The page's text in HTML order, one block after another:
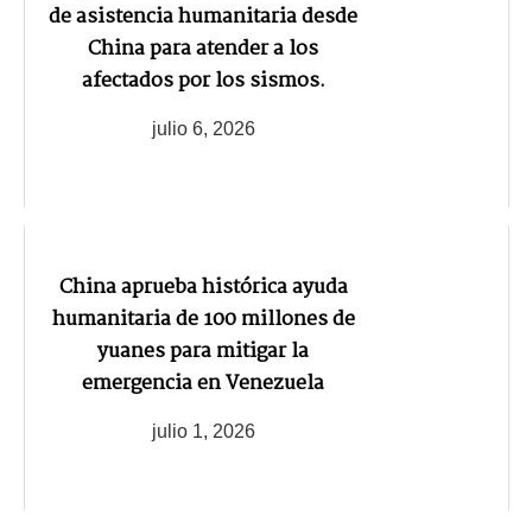
de asistencia humanitaria desde
China para atender a los
afectados por los sismos.
julio 6, 2026
China aprueba histórica ayuda
humanitaria de 100 millones de
yuanes para mitigar la
emergencia en Venezuela
julio 1, 2026